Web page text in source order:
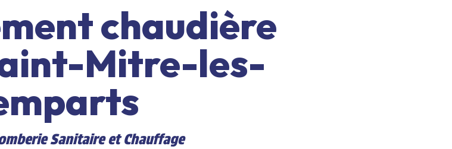
chaudière
Mitre-les-
Sanitaire et Chauffage